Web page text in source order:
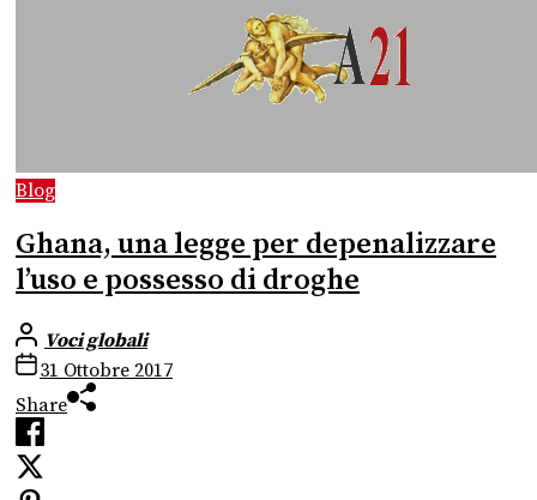
Blog
Ghana, una legge per depenalizzare
l’uso e possesso di droghe
Voci globali
31 Ottobre 2017
Share